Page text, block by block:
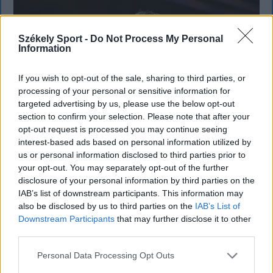
Székely Sport - Do Not Process My Personal
Information
If you wish to opt-out of the sale, sharing to third parties, or
processing of your personal or sensitive information for
targeted advertising by us, please use the below opt-out
section to confirm your selection. Please note that after your
opt-out request is processed you may continue seeing
interest-based ads based on personal information utilized by
us or personal information disclosed to third parties prior to
your opt-out. You may separately opt-out of the further
disclosure of your personal information by third parties on the
IAB’s list of downstream participants. This information may
also be disclosed by us to third parties on the IAB’s List of
Downstream Participants that may further disclose it to other
Personal Data Processing Opt Outs
KRÓNIKA
Majka életveszélyes fenyegetés miatt
lemondta erdélyi koncertjét
lemondta a sepsiszentgyörgyi SIC Fesztre tervezett